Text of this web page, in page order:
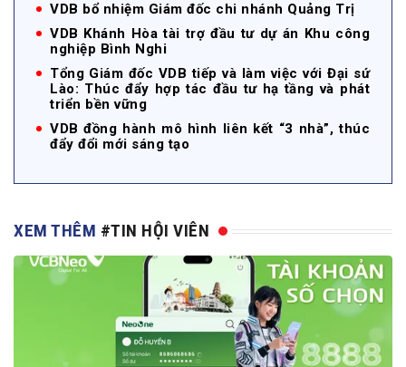
VDB bổ nhiệm Giám đốc chi nhánh Quảng Trị
VDB Khánh Hòa tài trợ đầu tư dự án Khu công
nghiệp Bình Nghi
Tổng Giám đốc VDB tiếp và làm việc với Đại sứ
Lào: Thúc đẩy hợp tác đầu tư hạ tầng và phát
triển bền vững
VDB đồng hành mô hình liên kết “3 nhà”, thúc
đẩy đổi mới sáng tạo
XEM THÊM #TIN HỘI VIÊN